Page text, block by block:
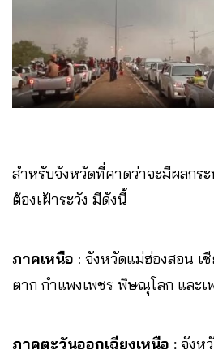
สำหรับจังหวัดที่คาดว่าจะมีผลกร
ต้องเฝ้าระวัง มีดังนี้
ภาคเหนือ : จังหวัดแม่ฮ่องสอน เ
ตาก กำแพงเพชร พิษณุโลก และ
ภาคตะวันออกเฉียงเหนือ : จังห